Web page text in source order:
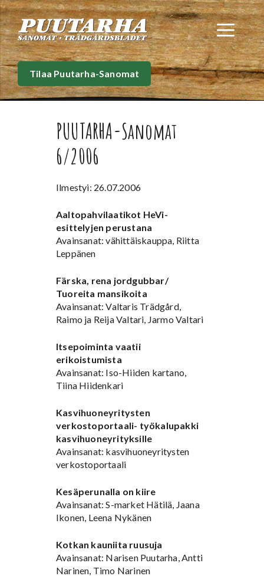
Siirry
sisältöön
Tilaa Puutarha-Sanomat
PUUTARHA-Sanomat
6/2006
Ilmestyi: 26.07.2006
Aaltopahvilaatikot HeVi-
esittelyjen perustana
Avainsanat: vähittäiskauppa, Riitta
Leppänen
Färska, rena jordgubbar/
Tuoreita mansikoita
Avainsanat: Valtaris Trädgård,
Raimo ja Reija Valtari, Jarmo Valtari
Itsepoiminta vaatii
erikoistumista
Avainsanat: Iso-Hiiden kartano,
Tiina Hiidenkari
Kasvihuoneyritysten
verkostoportaali- työkalupakki
kasvihuoneyrityksille
Avainsanat: kasvihuoneyritysten
verkostoportaali
Kesäperunalla on kiire
Avainsanat: S-market Hätilä, Jaana
Ikonen, Leena Nykänen
Kotkan kauniita ruusuja
Avainsanat: Narisen Puutarha, Antti
Narinen, Timo Narinen